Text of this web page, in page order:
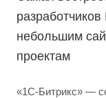
небольшим
проектам
«1С-Битрикс» —